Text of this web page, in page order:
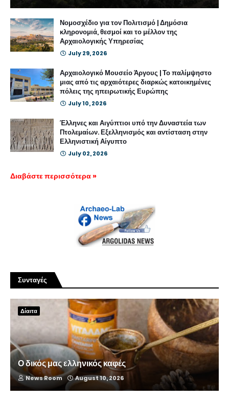
Νομοσχέδιο για τον Πολιτισμό | Δημόσια
κληρονομιά, θεσμοί και το μέλλον της
Αρχαιολογικής Υπηρεσίας
July 29, 2026
Αρχαιολογικό Μουσείο Άργους | Το παλίμψηστο
μιας από τις αρχαιότερες διαρκώς κατοικημένες
πόλεις της ηπειρωτικής Ευρώπης
July 10, 2026
Έλληνες και Αιγύπτιοι υπό την Δυναστεία των
Πτολεμαίων. Εξελληνισμός και αντίσταση στην
Ελληνιστική Αίγυπτο
July 02, 2026
Διαβάστε περισσότερα »
Συνταγές
Δίαιτα
Ο δικός μας ελληνικός καφές
News Room August 10, 2026